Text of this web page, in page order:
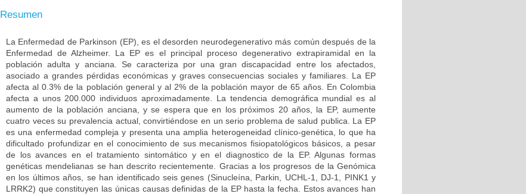
Resumen
La Enfermedad de Parkinson (EP), es el desorden neurodegenerativo más común después de la
Enfermedad de Alzheimer. La EP es el principal proceso degenerativo extrapiramidal en la
población adulta y anciana. Se caracteriza por una gran discapacidad entre los afectados,
asociado a grandes pérdidas económicas y graves consecuencias sociales y familiares. La EP
afecta al 0.3% de la población general y al 2% de la población mayor de 65 años. En Colombia
afecta a unos 200.000 individuos aproximadamente. La tendencia demográfica mundial es al
aumento de la población anciana, y se espera que en los próximos 20 años, la EP, aumente
cuatro veces su prevalencia actual, convirtiéndose en un serio problema de salud publica. La EP
es una enfermedad compleja y presenta una amplia heterogeneidad clínico-genética, lo que ha
dificultado profundizar en el conocimiento de sus mecanismos fisiopatológicos básicos, a pesar
de los avances en el tratamiento sintomático y en el diagnostico de la EP. Algunas formas
genéticas mendelianas se han descrito recientemente. Gracias a los progresos de la Genómica
en los últimos años, se han identificado seis genes (Sinucleína, Parkin, UCHL-1, DJ-1, PINK1 y
LRRK2) que constituyen las únicas causas definidas de la EP hasta la fecha. Estos avances han